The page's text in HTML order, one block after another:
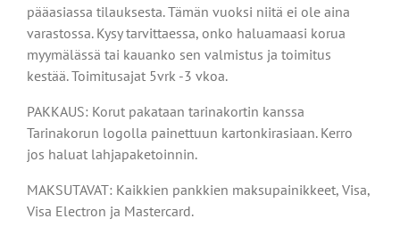
pääasiassa tilauksesta. Tämän vuoksi niitä ei ole aina
varastossa. Kysy tarvittaessa, onko haluamaasi korua
myymälässä tai kauanko sen valmistus ja toimitus
kestää. Toimitusajat 5vrk -3 vkoa.
PAKKAUS: Korut pakataan tarinakortin kanssa
Tarinakorun logolla painettuun kartonkirasiaan. Kerro
jos haluat lahjapaketoinnin.
MAKSUTAVAT: Kaikkien pankkien maksupainikkeet, Visa,
Visa Electron ja Mastercard.